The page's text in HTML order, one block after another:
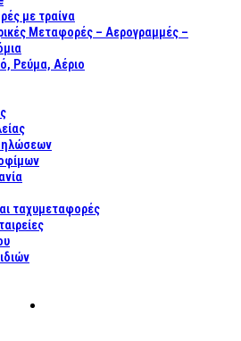
με τραίνα
Μεταφορές – Αερογραμμές –
Ρεύμα, Αέριο
ταχυμεταφορές